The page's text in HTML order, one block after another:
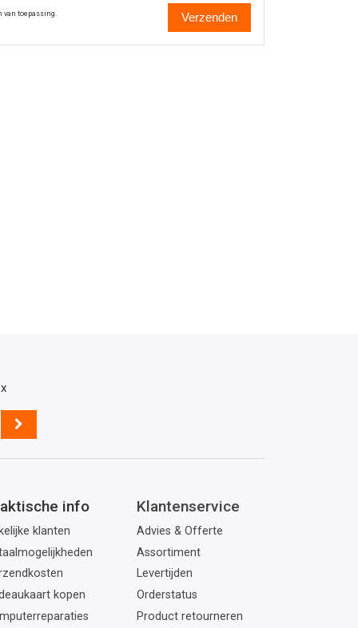
Verzenden
van toepassing.
info
klanten
kopen
Klantenservice
Advies & Offerte
Assortiment
Levertijden
Orderstatus
Product retourneren